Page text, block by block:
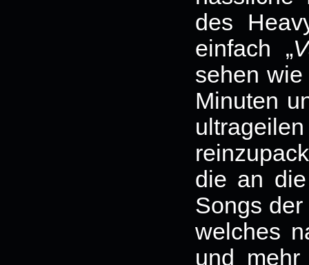
des
einfach „
sehen
Minuten
die an
Songs der
welches
und